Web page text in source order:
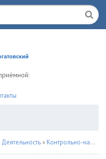
Деятельность » Контрольно-надзорная деятельность